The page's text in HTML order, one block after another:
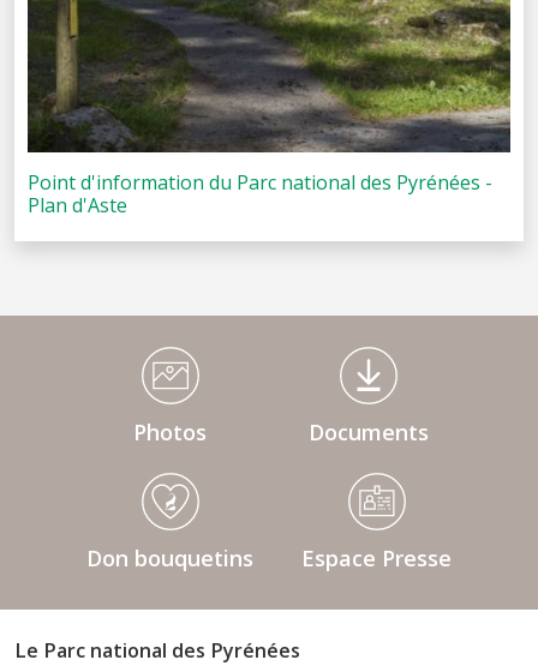
Point d'information du Parc national des Pyrénées -
Plan d'Aste
Médiathèque Footer
Photos Documents
Don bouquetins Espace Presse
Le Parc national des Pyrénées